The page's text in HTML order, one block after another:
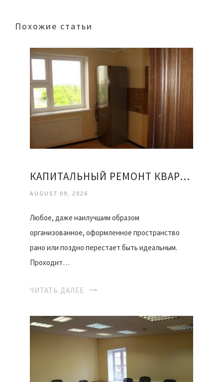
Похожие статьи
КАПИТАЛЬНЫЙ РЕМОНТ КВАРТИРЫ ОФИСА
AUGUST 09, 2026
Любое, даже наилучшим образом
организованное, оформленное пространство
рано или поздно перестает быть идеальным.
Проходит…
ЧИТАТЬ ДАЛЕЕ